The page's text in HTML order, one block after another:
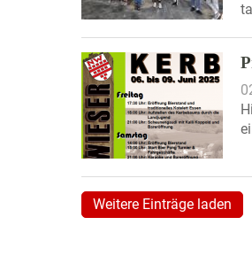
Weitere Einträge laden